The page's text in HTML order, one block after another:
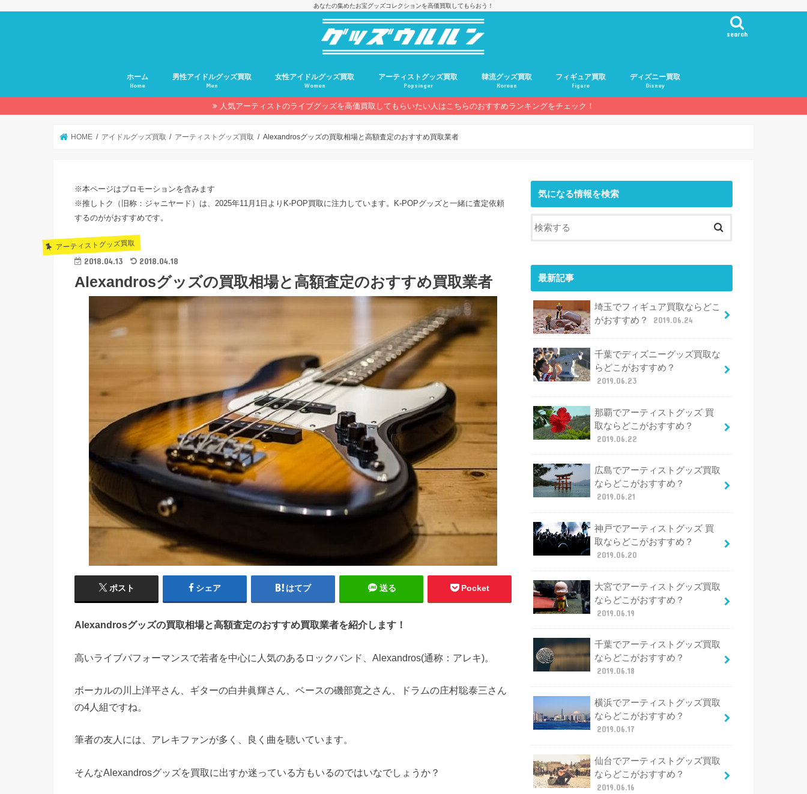
あなたの集めたお宝グッズコレクションを高価買取してもらおう！
search
ホーム
Home
男性アイドルグッズ買取
Men
女性アイドルグッズ買取
Women
アーティストグッズ買取
Popsinger
韓流グッズ買取
Korean
フィギュア買取
Figure
基礎知識
人気メーカー
人気フィギュア
買取業者一覧
ディズニー買取
Disney
人気アーティストのライブグッズを高価買取してもらいたい人はこちらのおすすめランキングをチェック！
HOME アイドルグッズ買取 アーティストグッズ買取 Alexandrosグッズの買取相場と高額査定のおすすめ買取業者
※本ページはプロモーションを含みます
※推しトク（旧称：ジャニヤード）は、2025年11月1日よりK-POP買取に注力しています。K-POPグッズと一緒に査定依頼
するのががおすすめです。
アーティストグッズ買取
2018.04.13 2018.04.18
Alexandrosグッズの買取相場と高額査定のおすすめ買取業者
ポスト シェア はてブ 送る Pocket
Alexandrosグッズの買取相場と高額査定のおすすめ買取業者を紹介します！
高いライブパフォーマンスで若者を中心に人気のあるロックバンド、Alexandros(通称：アレキ)。
ボーカルの川上洋平さん、ギターの白井眞輝さん、ベースの磯部寛之さん、ドラムの庄村聡泰三さん
の4人組ですね。
筆者の友人には、アレキファンが多く、良く曲を聴いています。
そんなAlexandrosグッズを買取に出すか迷っている方もいるのではいなでしょうか？
気になる情報を検索
最新記事
埼玉でフィギュア買取ならどこ
がおすすめ？
2019.06.24
千葉でディズニーグッズ買取な
らどこがおすすめ？
2019.06.23
那覇でアーティストグッズ 買
取ならどこがおすすめ？
2019.06.22
広島でアーティストグッズ買取
ならどこがおすすめ？
2019.06.21
神戸でアーティストグッズ 買
取ならどこがおすすめ？
2019.06.20
大宮でアーティストグッズ買取
ならどこがおすすめ？
2019.06.19
千葉でアーティストグッズ買取
ならどこがおすすめ？
2019.06.18
横浜でアーティストグッズ買取
ならどこがおすすめ？
2019.06.17
仙台でアーティストグッズ買取
ならどこがおすすめ？
2019.06.16